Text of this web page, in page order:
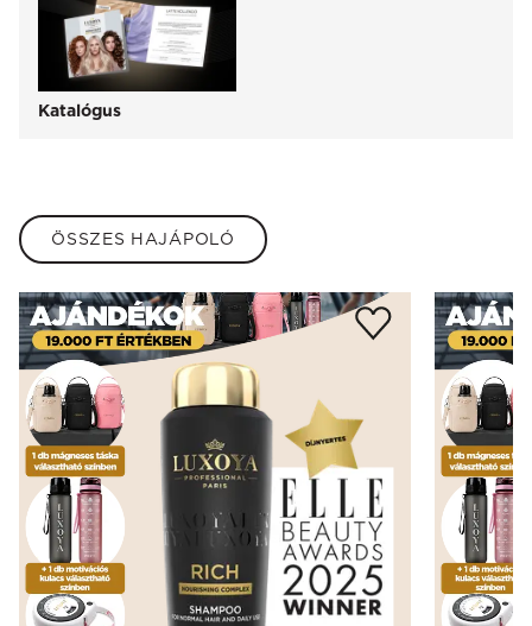
Katalógus
ÖSSZES HAJÁPOLÓ